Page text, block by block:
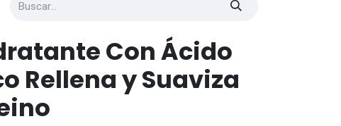
Con Ácido
Rellena y Suaviza